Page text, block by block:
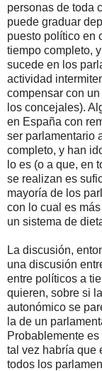
personas de toda
puede graduar
puesto político en
tiempo completo,
sucede en los
actividad
compensar con
los concejales).
en España con
ser parlamentario
completo, y han
lo es (o a que, en
se realizan es
mayoría de los
con lo cual es
un sistema de
La discusión,
una discusión
entre políticos a
quieren, sobre si
autonómico se
la de un
Probablemente
tal vez habría que
todos los